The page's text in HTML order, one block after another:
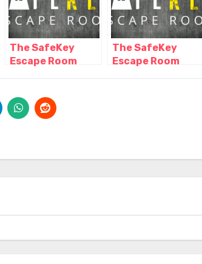
The SafeKey
Escape Room
The SafeKey
Escape Room